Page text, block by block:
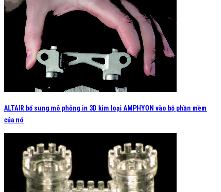
ALTAIR bổ sung mô phỏng in 3D kim loại AMPHYON vào bộ phần mềm
của nó